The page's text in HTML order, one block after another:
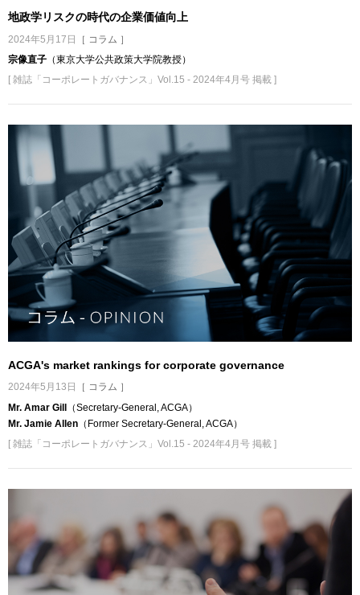
地政学リスクの時代の企業価値向上
2024年5月17日
［ コラム ］
宗像直子 （東京大学公共政策大学院教授）
[ 雑誌「コーポレートガバナンス」Vol.15 - 2024年4月号 掲載 ]
ACGA's market rankings for corporate governance
2024年5月13日
［ コラム ］
Mr. Amar Gill
（Secretary-General, ACGA）
Mr. Jamie Allen （Former Secretary-General, ACGA）
[ 雑誌「コーポレートガバナンス」Vol.15 - 2024年4月号 掲載 ]